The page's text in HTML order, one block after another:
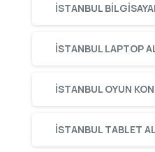
ISTANBUL
ISTANBUL LAPTOP
ISTANBUL OYUN
ISTANBUL TABLET